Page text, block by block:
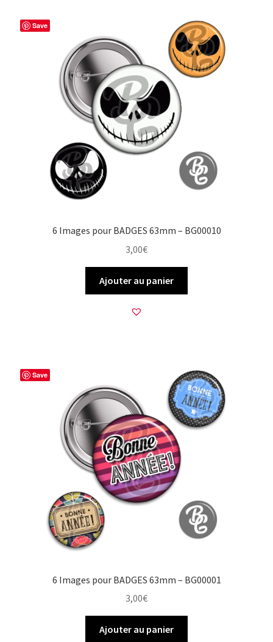
Save
6 Images pour BADGES 63mm – BG00010
3,00€
Ajouter au panier
Save
6 Images pour BADGES 63mm – BG00001
3,00€
Ajouter au panier